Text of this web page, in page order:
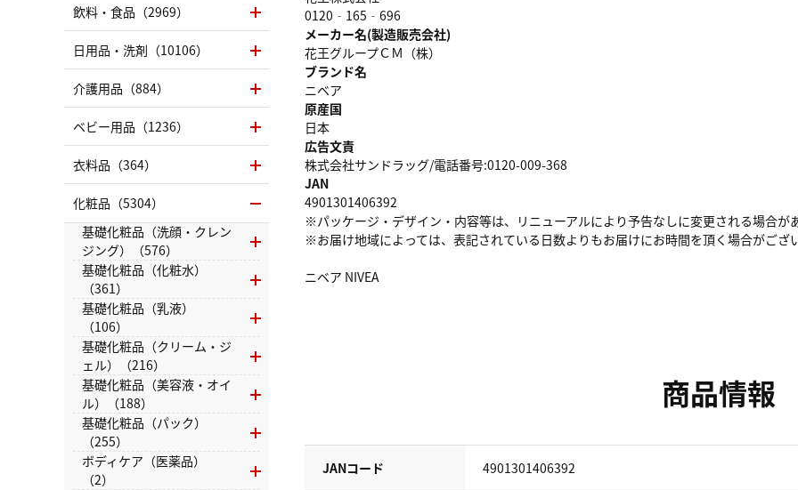
0120‐165‐696
メーカー名(製造販売会社)
花王グループＣＭ（株）
ブランド名
ニベア
原産国
日本
広告文責
株式会社サンドラッグ/電話番号:0120-009-368
JAN
4901301406392
※パッケージ・デザイン・内容等は、リニューアルにより予告なしに変更される場合が
※お届け地域によっては、表記されている日数よりもお届けにお時間を頂く場合がござ
ニベア NIVEA
商品情報
JANコード 4901301406392
飲料・食品（2969）
日用品・洗剤（10106）
介護用品（884）
ベビー用品（1236）
衣料品（364）
化粧品（5304）
基礎化粧品（洗顔・クレン
ジング）（576）
基礎化粧品（化粧水）
（361）
基礎化粧品（乳液）
（106）
基礎化粧品（クリーム・ジ
ェル）（216）
基礎化粧品（美容液・オイ
ル）（188）
基礎化粧品（パック）
（255）
ボディケア（医薬品）
（2）